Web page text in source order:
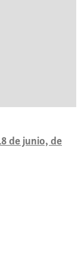
de junio, de